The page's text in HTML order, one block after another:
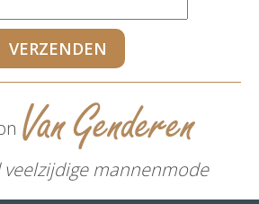
veelzijdige mannenmode